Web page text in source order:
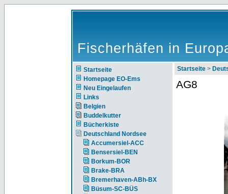
Fischerhäfen in
Startseite
Homepage EO-Ems
Neu Eingelaufen
Links
Belgien
Buddelkutter
Bücherkiste
Deutschland Nordsee
Accumersiel-ACC
Bensersiel-BEN
Borkum-BOR
Brake-BRA
Bremerhaven-ABh-BX
Büsum-SC-BÜS
Startseite >
AG8